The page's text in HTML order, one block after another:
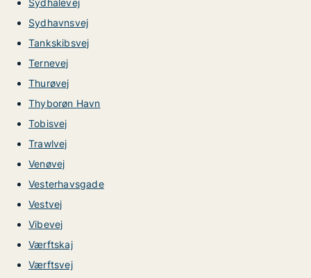
Sydhalevej
Sydhavnsvej
Tankskibsvej
Ternevej
Thurøvej
Thyborøn Havn
Tobisvej
Trawlvej
Venøvej
Vesterhavsgade
Vestvej
Vibevej
Værftskaj
Værftsvej